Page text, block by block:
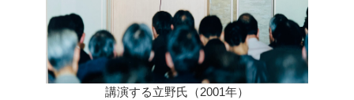
講演する立野氏（2001年）